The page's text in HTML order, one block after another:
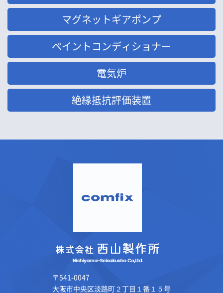
マグネットギアポンプ
ペイントコンディショナー
電気炉
絶縁抵抗評価装置
〒541-0047
大阪市中央区淡路町２丁目１番１５号